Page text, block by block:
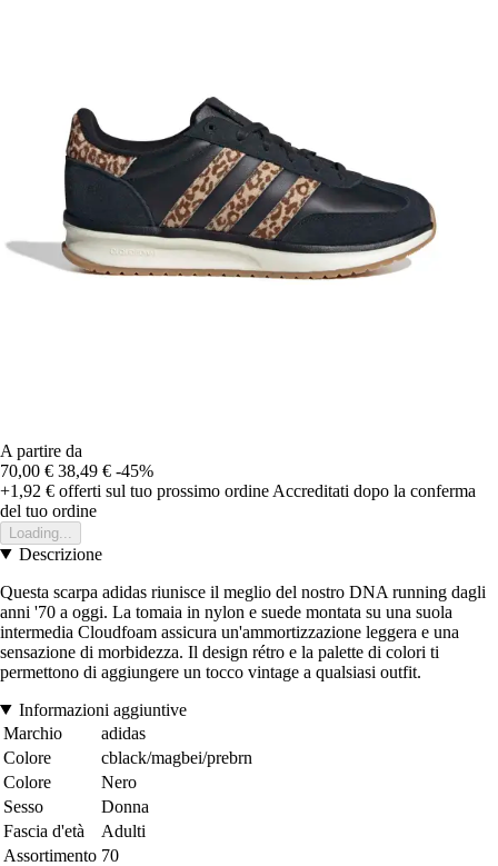
A partire da
70,00 € 38,49 € -45%
+1,92 € offerti sul tuo prossimo ordine Accreditati dopo la conferma
del tuo ordine
Loading...
Descrizione
Questa scarpa adidas riunisce il meglio del nostro DNA running dagli
anni '70 a oggi. La tomaia in nylon e suede montata su una suola
intermedia Cloudfoam assicura un'ammortizzazione leggera e una
sensazione di morbidezza. Il design rétro e la palette di colori ti
permettono di aggiungere un tocco vintage a qualsiasi outfit.
Informazioni aggiuntive
Marchio
adidas
Colore
cblack/magbei/prebrn
Colore
Nero
Sesso
Donna
Fascia d'età
Adulti
Assortimento 70